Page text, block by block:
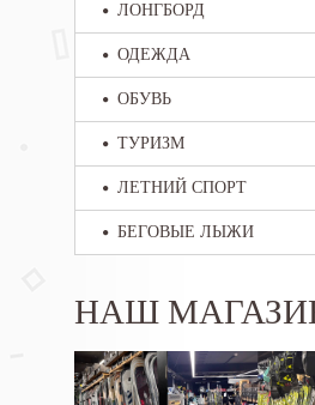
ЛОНГБОРД
ОДЕЖДА
ОБУВЬ
ТУРИЗМ
ЛЕТНИЙ СПОРТ
БЕГОВЫЕ ЛЫЖИ
НАШ